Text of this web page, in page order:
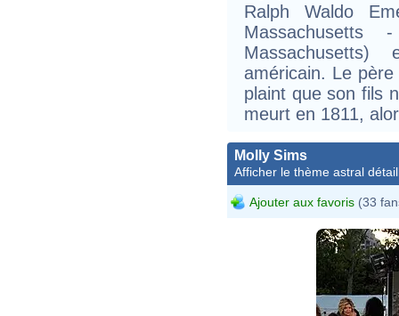
Ralph Waldo
américain. Le
plaint que son fils
meurt en 1811,
Molly Sims
Afficher le thème astral
Ajouter aux favoris (33